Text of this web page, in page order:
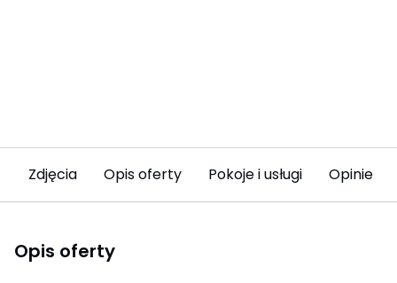
Zdjęcia Opis oferty Pokoje i usługi Opinie
Opis oferty